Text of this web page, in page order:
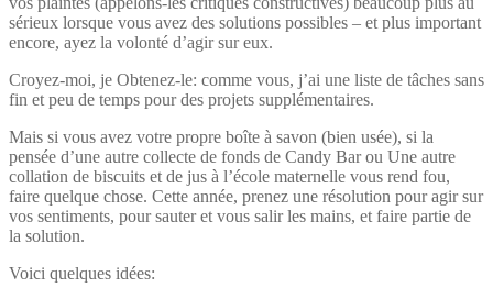
sérieux lorsque vous avez des solutions possibles – et plus important
encore, ayez la volonté d’agir sur eux.
Croyez-moi, je Obtenez-le: comme vous, j’ai une liste de tâches sans
fin et peu de temps pour des projets supplémentaires.
Mais si vous avez votre propre boîte à savon (bien usée), si la
pensée d’une autre collecte de fonds de Candy Bar ou Une autre
collation de biscuits et de jus à l’école maternelle vous rend fou,
faire quelque chose. Cette année, prenez une résolution pour agir sur
vos sentiments, pour sauter et vous salir les mains, et faire partie de
la solution.
Voici quelques idées: